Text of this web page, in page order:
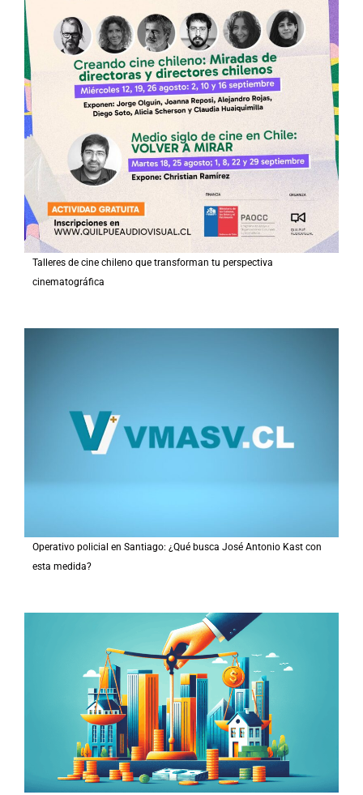
Talleres de cine chileno que transforman tu perspectiva
cinematográfica
Operativo policial en Santiago: ¿Qué busca José Antonio Kast con
esta medida?